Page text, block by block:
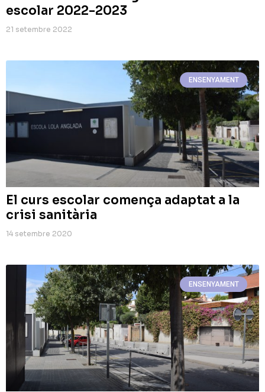
escolar 2022-2023
21 setembre 2022
ENSENYAMENT
El curs escolar comença adaptat a la
crisi sanitària
14 setembre 2020
ENSENYAMENT